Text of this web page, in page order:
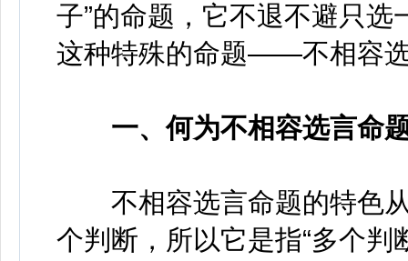
子”的命题，它不退不避只
这种特殊的命题——不相容
一、何为不相容选言命
不相容选言命题的特色从
个判断，所以它是指“多个判